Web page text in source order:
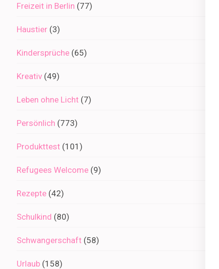
Freizeit in Berlin (77)
Haustier (3)
Kindersprüche (65)
Kreativ (49)
Leben ohne Licht (7)
Persönlich (773)
Produkttest (101)
Refugees Welcome (9)
Rezepte (42)
Schulkind (80)
Schwangerschaft (58)
Urlaub (158)